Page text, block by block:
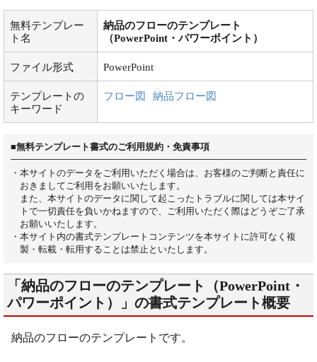
無料テンプレー
ト名
納品のフローのテンプレート
（PowerPoint・パワーポイント）
ファイル形式 PowerPoint
テンプレートの
キーワード
フロー図 納品フロー図
■無料テンプレート書式のご利用規約・免責事項
・本サイトのデータをご利用いただく場合は、お客様のご判断と責任に
おきましてご利用をお願いいたします。
また、本サイトのデータに関して起こったトラブルに関しては本サイ
トで一切責任を負いかねますので、ご利用いただく際はどうぞご了承
お願いいたします。
・本サイト内の書式テンプレートコンテンツを本サイトに許可なく複
製・転載・転用することは禁止といたします。
「納品のフローのテンプレート（PowerPoint・
パワーポイント）」の書式テンプレート概要
納品のフローのテンプレートです。